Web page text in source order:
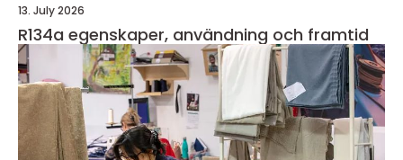
13. July 2026
R134a egenskaper, användning och framtid